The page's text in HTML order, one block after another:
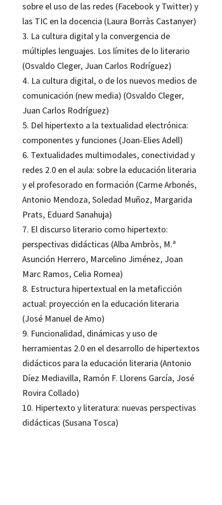
sobre el uso de las redes (Facebook y Twitter) y
las TIC en la docencia (Laura Borràs Castanyer)
3. La cultura digital y la convergencia de
múltiples lenguajes. Los límites de lo literario
(Osvaldo Cleger, Juan Carlos Rodríguez)
4. La cultura digital, o de los nuevos medios de
comunicación (new media) (Osvaldo Cleger,
Juan Carlos Rodríguez)
5. Del hipertexto a la textualidad electrónica:
componentes y funciones (Joan-Elies Adell)
6. Textualidades multimodales, conectividad y
redes 2.0 en el aula: sobre la educación literaria
y el profesorado en formación (Carme Arbonés,
Antonio Mendoza, Soledad Muñoz, Margarida
Prats, Eduard Sanahuja)
7. El discurso literario como hipertexto:
perspectivas didácticas (Alba Ambròs, M.ª
Asunción Herrero, Marcelino Jiménez, Joan
Marc Ramos, Celia Romea)
8. Estructura hipertextual en la metaficción
actual: proyección en la educación literaria
(José Manuel de Amo)
9. Funcionalidad, dinámicas y uso de
herramientas 2.0 en el desarrollo de hipertextos
didácticos para la educación literaria (Antonio
Díez Mediavilla, Ramón F. Llorens García, José
Rovira Collado)
10. Hipertexto y literatura: nuevas perspectivas
didácticas (Susana Tosca)